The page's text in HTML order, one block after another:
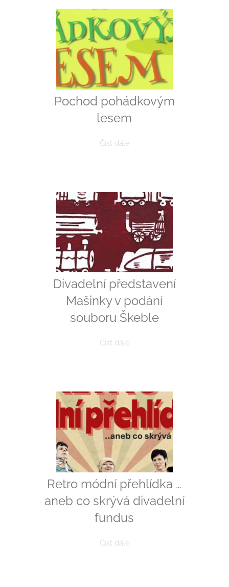
Pochod pohádkovým
lesem
Číst dále
Divadelní představení
Mašinky v podání
souboru Škeble
Číst dále
Retro módní přehlídka …
aneb co skrývá divadelní
fundus
Číst dále